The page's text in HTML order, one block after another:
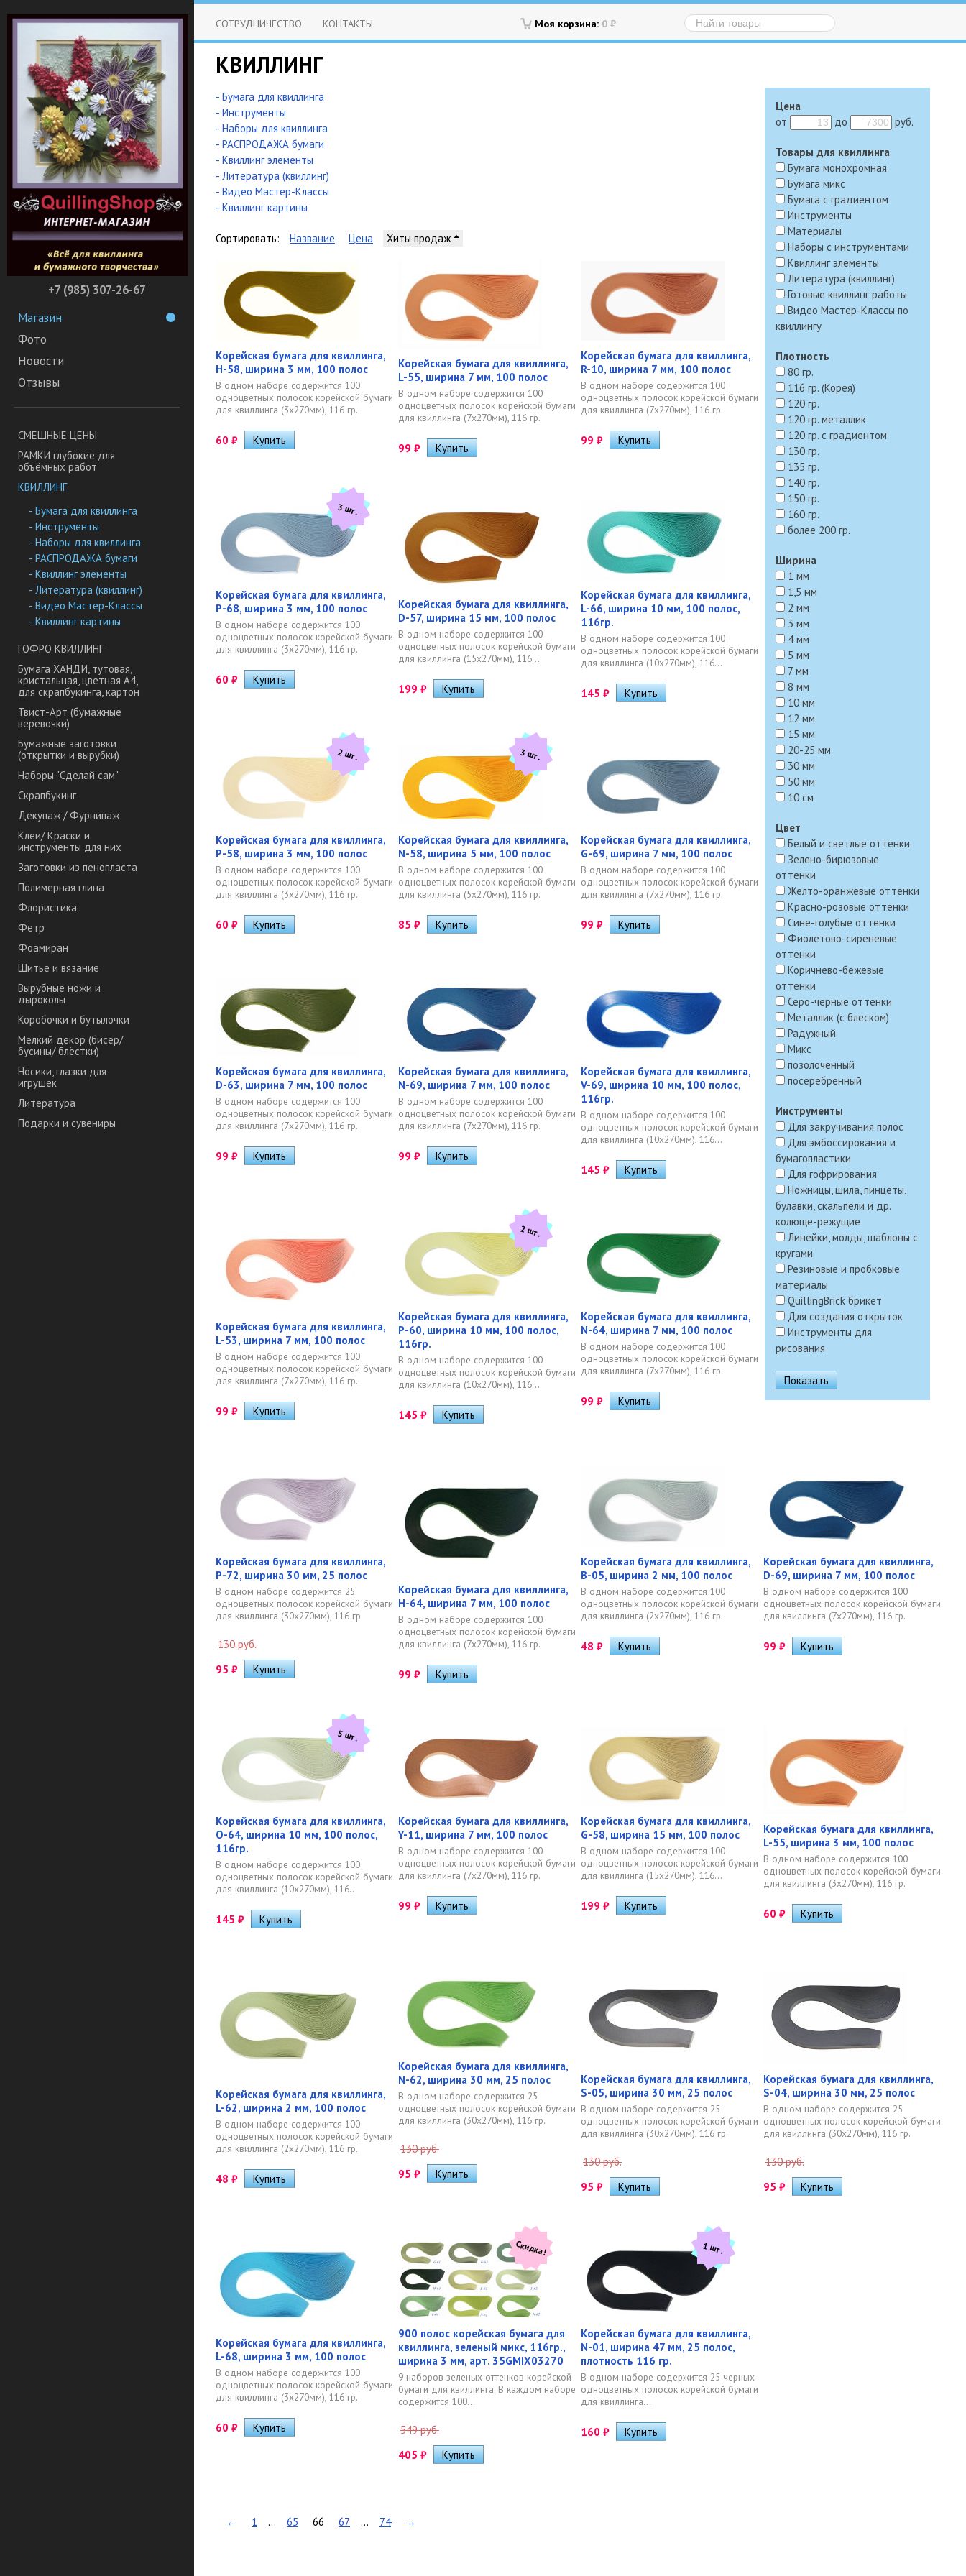
+7 (985) 307-26-67
Магазин
Фото
Новости
Отзывы
СМЕШНЫЕ ЦЕНЫ
РАМКИ глубокие для
объёмных работ
КВИЛЛИНГ
- Бумага для квиллинга
- Инструменты
- Наборы для квиллинга
- РАСПРОДАЖА бумаги
- Квиллинг элементы
- Литература (квиллинг)
- Видео Мастер-Классы
- Квиллинг картины
ГОФРО КВИЛЛИНГ
Бумага ХАНДИ, тутовая,
кристальная, цветная А4,
для скрапбукинга, картон
Твист-Арт (бумажные
веревочки)
Бумажные заготовки
(открытки и вырубки)
Наборы "Сделай сам"
Скрапбукинг
Декупаж / Фурнипаж
Клеи/ Краски и
инструменты для них
Заготовки из пенопласта
Полимерная глина
Флористика
Фетр
Фоамиран
Шитье и вязание
Вырубные ножи и
дыроколы
Коробочки и бутылочки
Мелкий декор (бисер/
бусины/ блёстки)
Носики, глазки для
игрушек
Литература
Подарки и сувениры
Моя корзина: 0 ₽
СОТРУДНИЧЕСТВО КОНТАКТЫ
КВИЛЛИНГ
Цена
от
до руб.
Товары для квиллинга
Бумага монохромная
Бумага микс
Бумага с градиентом
Инструменты
Материалы
Наборы с инструментами
Квиллинг элементы
Литература (квиллинг)
Готовые квиллинг работы
Видео Мастер-Классы по
квиллингу
Плотность
80 гр.
116 гр. (Корея)
120 гр.
120 гр. металлик
120 гр. с градиентом
130 гр.
135 гр.
140 гр.
150 гр.
160 гр.
более 200 гр.
Ширина
1 мм
1,5 мм
2 мм
3 мм
4 мм
5 мм
7 мм
8 мм
10 мм
12 мм
15 мм
20-25 мм
30 мм
50 мм
10 см
Цвет
Белый и светлые оттенки
Зелено-бирюзовые
оттенки
Желто-оранжевые оттенки
Красно-розовые оттенки
Сине-голубые оттенки
Фиолетово-сиреневые
оттенки
Коричнево-бежевые
оттенки
Серо-черные оттенки
Металлик (с блеском)
Радужный
Микс
позолоченный
посеребренный
Инструменты
Для закручивания полос
Для эмбоссирования и
бумагопластики
Для гофрирования
Ножницы, шила, пинцеты,
булавки, скальпели и др.
колюще-режущие
Линейки, молды, шаблоны с
кругами
Резиновые и пробковые
материалы
QuillingBrick брикет
Для создания открыток
Инструменты для
рисования
- Бумага для квиллинга
- Инструменты
- Наборы для квиллинга
- РАСПРОДАЖА бумаги
- Квиллинг элементы
- Литература (квиллинг)
- Видео Мастер-Классы
- Квиллинг картины
Сортировать: Название Цена Хиты продаж
Корейская бумага для квиллинга,
H-58, ширина 3 мм, 100 полос
В одном наборе содержится 100
одноцветных полосок корейской бумаги
для квиллинга (3х270мм), 116 гр.
60 ₽
Корейская бумага для квиллинга,
L-55, ширина 7 мм, 100 полос
В одном наборе содержится 100
одноцветных полосок корейской бумаги
для квиллинга (7х270мм), 116 гр.
99 ₽
Корейская бумага для квиллинга,
R-10, ширина 7 мм, 100 полос
В одном наборе содержится 100
одноцветных полосок корейской бумаги
для квиллинга (7х270мм), 116 гр.
99 ₽
3 шт.
Корейская бумага для квиллинга,
P-68, ширина 3 мм, 100 полос
В одном наборе содержится 100
одноцветных полосок корейской бумаги
для квиллинга (3х270мм), 116 гр.
60 ₽
Корейская бумага для квиллинга,
D-57, ширина 15 мм, 100 полос
В одном наборе содержится 100
одноцветных полосок корейской бумаги
для квиллинга (15х270мм), 116...
199 ₽
Корейская бумага для квиллинга,
L-66, ширина 10 мм, 100 полос,
116гр.
В одном наборе содержится 100
одноцветных полосок корейской бумаги
для квиллинга (10х270мм), 116...
145 ₽
2 шт.
Корейская бумага для квиллинга,
P-58, ширина 3 мм, 100 полос
В одном наборе содержится 100
одноцветных полосок корейской бумаги
для квиллинга (3х270мм), 116 гр.
60 ₽
3 шт.
Корейская бумага для квиллинга,
N-58, ширина 5 мм, 100 полос
В одном наборе содержится 100
одноцветных полосок корейской бумаги
для квиллинга (5х270мм), 116 гр.
85 ₽
Корейская бумага для квиллинга,
G-69, ширина 7 мм, 100 полос
В одном наборе содержится 100
одноцветных полосок корейской бумаги
для квиллинга (7х270мм), 116 гр.
99 ₽
Корейская бумага для квиллинга,
D-63, ширина 7 мм, 100 полос
В одном наборе содержится 100
одноцветных полосок корейской бумаги
для квиллинга (7х270мм), 116 гр.
99 ₽
Корейская бумага для квиллинга,
N-69, ширина 7 мм, 100 полос
В одном наборе содержится 100
одноцветных полосок корейской бумаги
для квиллинга (7х270мм), 116 гр.
99 ₽
Корейская бумага для квиллинга,
V-69, ширина 10 мм, 100 полос,
116гр.
В одном наборе содержится 100
одноцветных полосок корейской бумаги
для квиллинга (10х270мм), 116...
145 ₽
Корейская бумага для квиллинга,
L-53, ширина 7 мм, 100 полос
В одном наборе содержится 100
одноцветных полосок корейской бумаги
для квиллинга (7х270мм), 116 гр.
99 ₽
2 шт.
Корейская бумага для квиллинга,
P-60, ширина 10 мм, 100 полос,
116гр.
В одном наборе содержится 100
одноцветных полосок корейской бумаги
для квиллинга (10х270мм), 116...
145 ₽
Корейская бумага для квиллинга,
N-64, ширина 7 мм, 100 полос
В одном наборе содержится 100
одноцветных полосок корейской бумаги
для квиллинга (7х270мм), 116 гр.
99 ₽
Корейская бумага для квиллинга,
P-72, ширина 30 мм, 25 полос
В одном наборе содержится 25
одноцветных полосок корейской бумаги
для квиллинга (30х270мм), 116 гр.
130 руб.
95 ₽
Корейская бумага для квиллинга,
H-64, ширина 7 мм, 100 полос
В одном наборе содержится 100
одноцветных полосок корейской бумаги
для квиллинга (7х270мм), 116 гр.
99 ₽
Корейская бумага для квиллинга,
B-05, ширина 2 мм, 100 полос
В одном наборе содержится 100
одноцветных полосок корейской бумаги
для квиллинга (2х270мм), 116 гр.
48 ₽
Корейская бумага для квиллинга,
D-69, ширина 7 мм, 100 полос
В одном наборе содержится 100
одноцветных полосок корейской бумаги
для квиллинга (7х270мм), 116 гр.
99 ₽
5 шт.
Корейская бумага для квиллинга,
O-64, ширина 10 мм, 100 полос,
116гр.
В одном наборе содержится 100
одноцветных полосок корейской бумаги
для квиллинга (10х270мм), 116...
145 ₽
Корейская бумага для квиллинга,
Y-11, ширина 7 мм, 100 полос
В одном наборе содержится 100
одноцветных полосок корейской бумаги
для квиллинга (7х270мм), 116 гр.
99 ₽
Корейская бумага для квиллинга,
G-58, ширина 15 мм, 100 полос
В одном наборе содержится 100
одноцветных полосок корейской бумаги
для квиллинга (15х270мм), 116...
199 ₽
Корейская бумага для квиллинга,
L-55, ширина 3 мм, 100 полос
В одном наборе содержится 100
одноцветных полосок корейской бумаги
для квиллинга (3х270мм), 116 гр.
60 ₽
Корейская бумага для квиллинга,
L-62, ширина 2 мм, 100 полос
В одном наборе содержится 100
одноцветных полосок корейской бумаги
для квиллинга (2х270мм), 116 гр.
48 ₽
Корейская бумага для квиллинга,
N-62, ширина 30 мм, 25 полос
В одном наборе содержится 25
одноцветных полосок корейской бумаги
для квиллинга (30х270мм), 116 гр.
130 руб.
95 ₽
Корейская бумага для квиллинга,
S-05, ширина 30 мм, 25 полос
В одном наборе содержится 25
одноцветных полосок корейской бумаги
для квиллинга (30х270мм), 116 гр.
130 руб.
95 ₽
Корейская бумага для квиллинга,
S-04, ширина 30 мм, 25 полос
В одном наборе содержится 25
одноцветных полосок корейской бумаги
для квиллинга (30х270мм), 116 гр.
130 руб.
95 ₽
Корейская бумага для квиллинга,
L-68, ширина 3 мм, 100 полос
В одном наборе содержится 100
одноцветных полосок корейской бумаги
для квиллинга (3х270мм), 116 гр.
60 ₽
Скидка!
900 полос корейская бумага для
квиллинга, зеленый микс, 116гр.,
ширина 3 мм, арт. 35GMIX03270
9 наборов зеленых оттенков корейской
бумаги для квиллинга. В каждом наборе
содержится 100...
549 руб.
405 ₽
1 шт.
Корейская бумага для квиллинга,
N-01, ширина 47 мм, 25 полос,
плотность 116 гр.
В одном наборе содержится 25 черных
одноцветных полосок корейской бумаги
для квиллинга...
160 ₽
← 1 ... 65 66 67 ... 74 →